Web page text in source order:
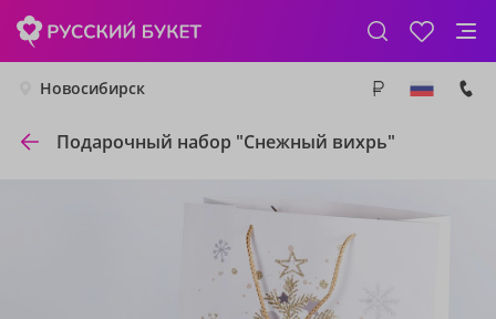
Новосибирск
Подарочный набор "Снежный вихрь"